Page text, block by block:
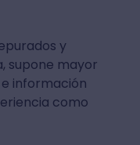
y
supone mayor
información
como